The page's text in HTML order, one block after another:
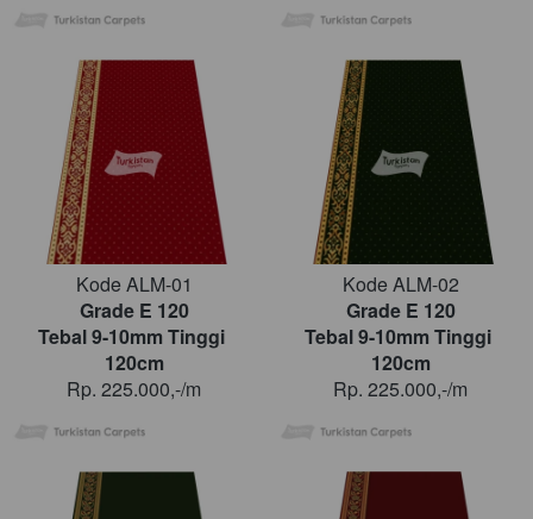
Kode ALM-01
Grade E 120
Tebal 9-10mm Tinggi
120cm
Rp. 225.000,-/m
Kode ALM-02
Grade E 120
Tebal 9-10mm Tinggi
120cm
Rp. 225.000,-/m